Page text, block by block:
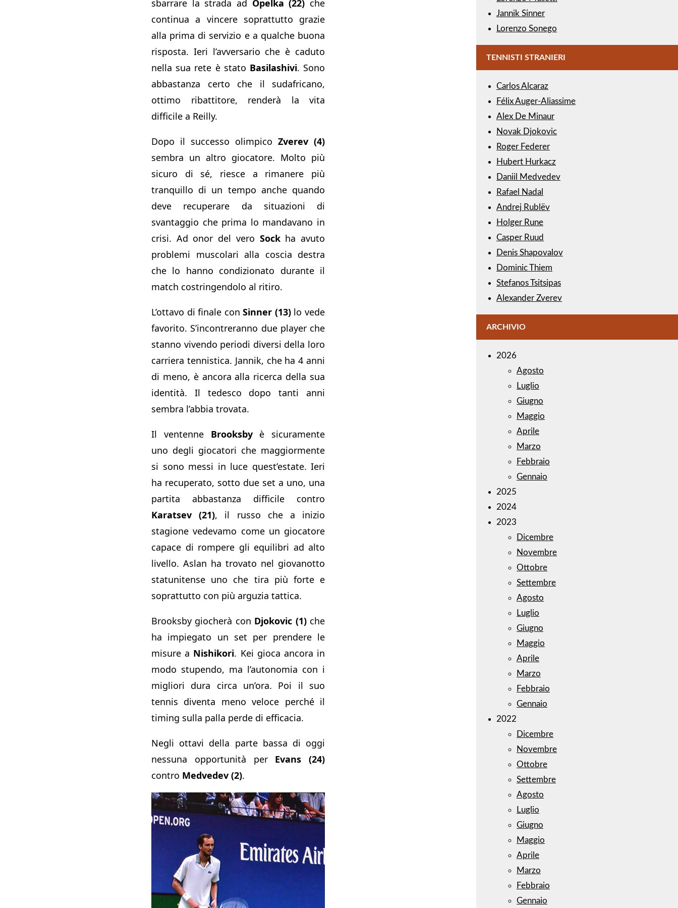
sbarrare la strada ad Opelka (22) che
continua a vincere soprattutto grazie
alla prima di servizio e a qualche buona
risposta. Ieri l’avversario che è caduto
nella sua rete è stato Basilashivi. Sono
abbastanza certo che il sudafricano,
ottimo ribattitore, renderà la vita
difficile a Reilly.
Dopo il successo olimpico Zverev (4)
sembra un altro giocatore. Molto più
sicuro di sé, riesce a rimanere più
tranquillo di un tempo anche quando
deve recuperare da situazioni di
svantaggio che prima lo mandavano in
crisi. Ad onor del vero Sockha avuto
problemi muscolari alla coscia destra
che lo hanno condizionato durante il
match costringendolo al ritiro.
L’ottavo di finale conSinner (13)lo vede
favorito. S’incontreranno due player che
stanno vivendo periodi diversi della loro
carriera tennistica. Jannik, che ha 4 anni
di meno, è ancora alla ricerca della sua
identità. Il tedesco dopo tanti anni
sembra l’abbia trovata.
Il ventenne Brooksbyè sicuramente
uno degli giocatori che maggiormente
si sono messi in luce quest’estate. Ieri
ha recuperato, sotto due set a uno, una
partita abbastanza difficile contro
Karatsev (21), il russo che a inizio
stagione vedevamo come un giocatore
capace di rompere gli equilibri ad alto
livello. Aslan ha trovato nel giovanotto
statunitense uno che tira più forte e
soprattutto con più arguzia tattica.
Brooksby giocherà con Djokovic (1)che
ha impiegato un set per prendere le
misure a Nishikori. Kei gioca ancora in
modo stupendo, ma l’autonomia con i
migliori dura circa un’ora. Poi il suo
tennis diventa meno veloce perché il
timing sulla palla perde di efficacia.
Negli ottavi della parte bassa di oggi
nessuna opportunità per Evans (24)
contro Medvedev (2).
Jannik Sinner
Lorenzo Sonego
TENNISTI STRANIERI
Carlos Alcaraz
Félix Auger-Aliassime
Alex De Minaur
Novak Djokovic
Roger Federer
Hubert Hurkacz
Daniil Medvedev
Rafael Nadal
Andrej Rublëv
Holger Rune
Casper Ruud
Denis Shapovalov
Dominic Thiem
Stefanos Tsitsipas
Alexander Zverev
ARCHIVIO
2026
Agosto
Luglio
Giugno
Maggio
Aprile
Marzo
Febbraio
Gennaio
2025
2024
2023
Dicembre
Novembre
Ottobre
Settembre
Agosto
Luglio
Giugno
Maggio
Aprile
Marzo
Febbraio
Gennaio
2022
Dicembre
Novembre
Ottobre
Settembre
Agosto
Luglio
Giugno
Maggio
Aprile
Marzo
Febbraio
Gennaio